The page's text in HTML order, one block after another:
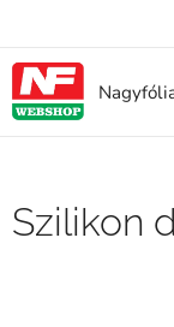
Szilikon